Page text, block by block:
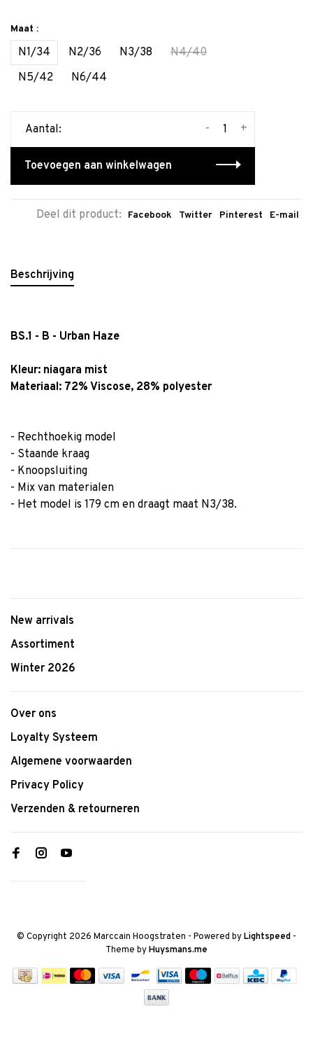
Maat :
N1/34 N2/36 N3/38
N4/40
N5/42
N6/44
Aantal: +
-
Toevoegen aan winkelwagen
Deel dit product: Facebook Twitter Pinterest E-mail
Beschrijving
BS.1 - B - Urban Haze
Kleur: niagara mist
Materiaal: 72% Viscose, 28% polyester
- Rechthoekig model
- Staande kraag
- Knoopsluiting
- Mix van materialen
- Het model is 179 cm en draagt maat N3/38.
New arrivals
Assortiment
Winter 2026
Over ons
Loyalty Systeem
Algemene voorwaarden
Privacy Policy
Verzenden & retourneren
© Copyright 2026 Marccain Hoogstraten - Powered byLightspeed -
Theme byHuysmans.me